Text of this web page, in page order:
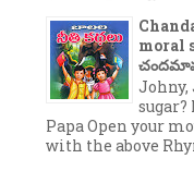
moral
Johny,
sugar?
Papa Open your
with the above